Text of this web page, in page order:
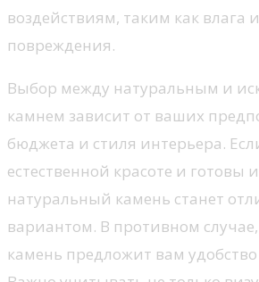
воздействиям, таким как влага
повреждения.
Выбор между натуральным и
камнем зависит от ваших
бюджета и стиля интерьера.
естественной красоте и готовы
натуральный камень станет
вариантом. В противном
камень предложит вам